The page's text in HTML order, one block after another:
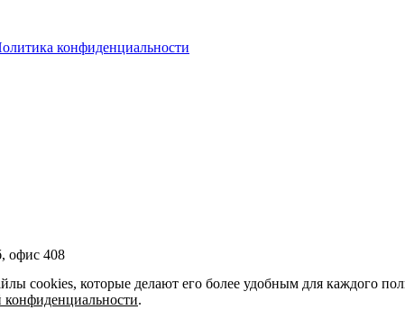
конфиденциальности
офис 408
cookies, которые делают его более удобным для каждого
.